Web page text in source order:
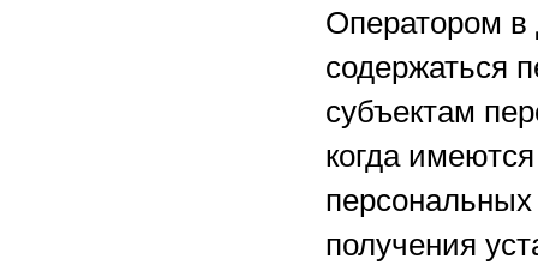
Оператором
содержаться
субъектам
когда
получения